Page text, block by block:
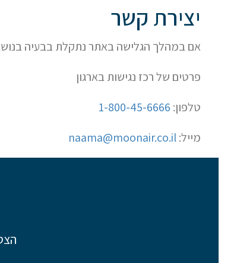
יצירת קשר
אם במהלך הגלישה באתר נתקלת בבעיה
פרטים של רכז נגישות בארגון
טלפון: 1-800-45-6666
מייל:naama@moonair.co.il
התעופה. השאירו לנו פרטים ונחזור